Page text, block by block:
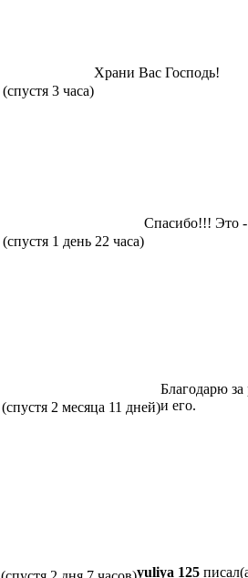
(спустя 3 часа)
Храни Вас Господь!
(спустя 1 день 22 часа)
Спасибо!!! Это
(спустя 2 месяца 11 дней)
Благодарю
и его.
yuliya 125